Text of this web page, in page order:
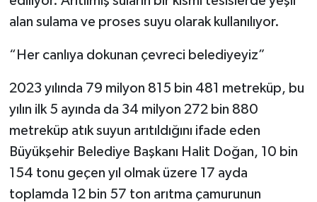
alan sulama ve proses suyu olarak kullanılıyor.
“Her canlıya dokunan çevreci belediyeyiz”
2023 yılında 79 milyon 815 bin 481 metreküp, bu
yılın ilk 5 ayında da 34 milyon 272 bin 880
metreküp atık suyun arıtıldığını ifade eden
Büyükşehir Belediye Başkanı Halit Doğan, 10 bin
154 tonu geçen yıl olmak üzere 17 ayda
toplamda 12 bin 57 ton arıtma çamurunun